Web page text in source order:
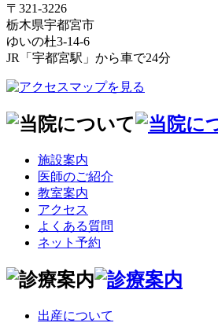
〒321-3226
栃木県宇都宮市
ゆいの杜3-14-6
JR「宇都宮駅」から車で24分
施設案内
医師のご紹介
教室案内
アクセス
よくある質問
ネット予約
出産について